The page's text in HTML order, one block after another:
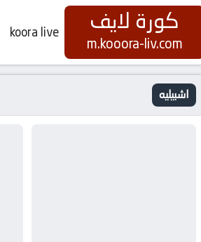
كورة لايف
m.kooora-liv.com
koora live
اشبيليه